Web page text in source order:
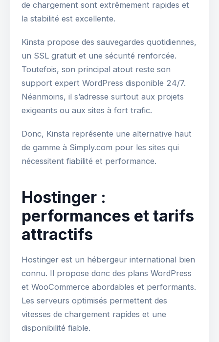
de chargement sont extrêmement rapides et
la stabilité est excellente.
Kinsta propose des sauvegardes quotidiennes,
un SSL gratuit et une sécurité renforcée.
Toutefois, son principal atout reste son
support expert WordPress disponible 24/7.
Néanmoins, il s’adresse surtout aux projets
exigeants ou aux sites à fort trafic.
Donc, Kinsta représente une alternative haut
de gamme à Simply.com pour les sites qui
nécessitent fiabilité et performance.
Hostinger :
performances et tarifs
attractifs
Hostinger est un hébergeur international bien
connu. Il propose donc des plans WordPress
et WooCommerce abordables et performants.
Les serveurs optimisés permettent des
vitesses de chargement rapides et une
disponibilité fiable.